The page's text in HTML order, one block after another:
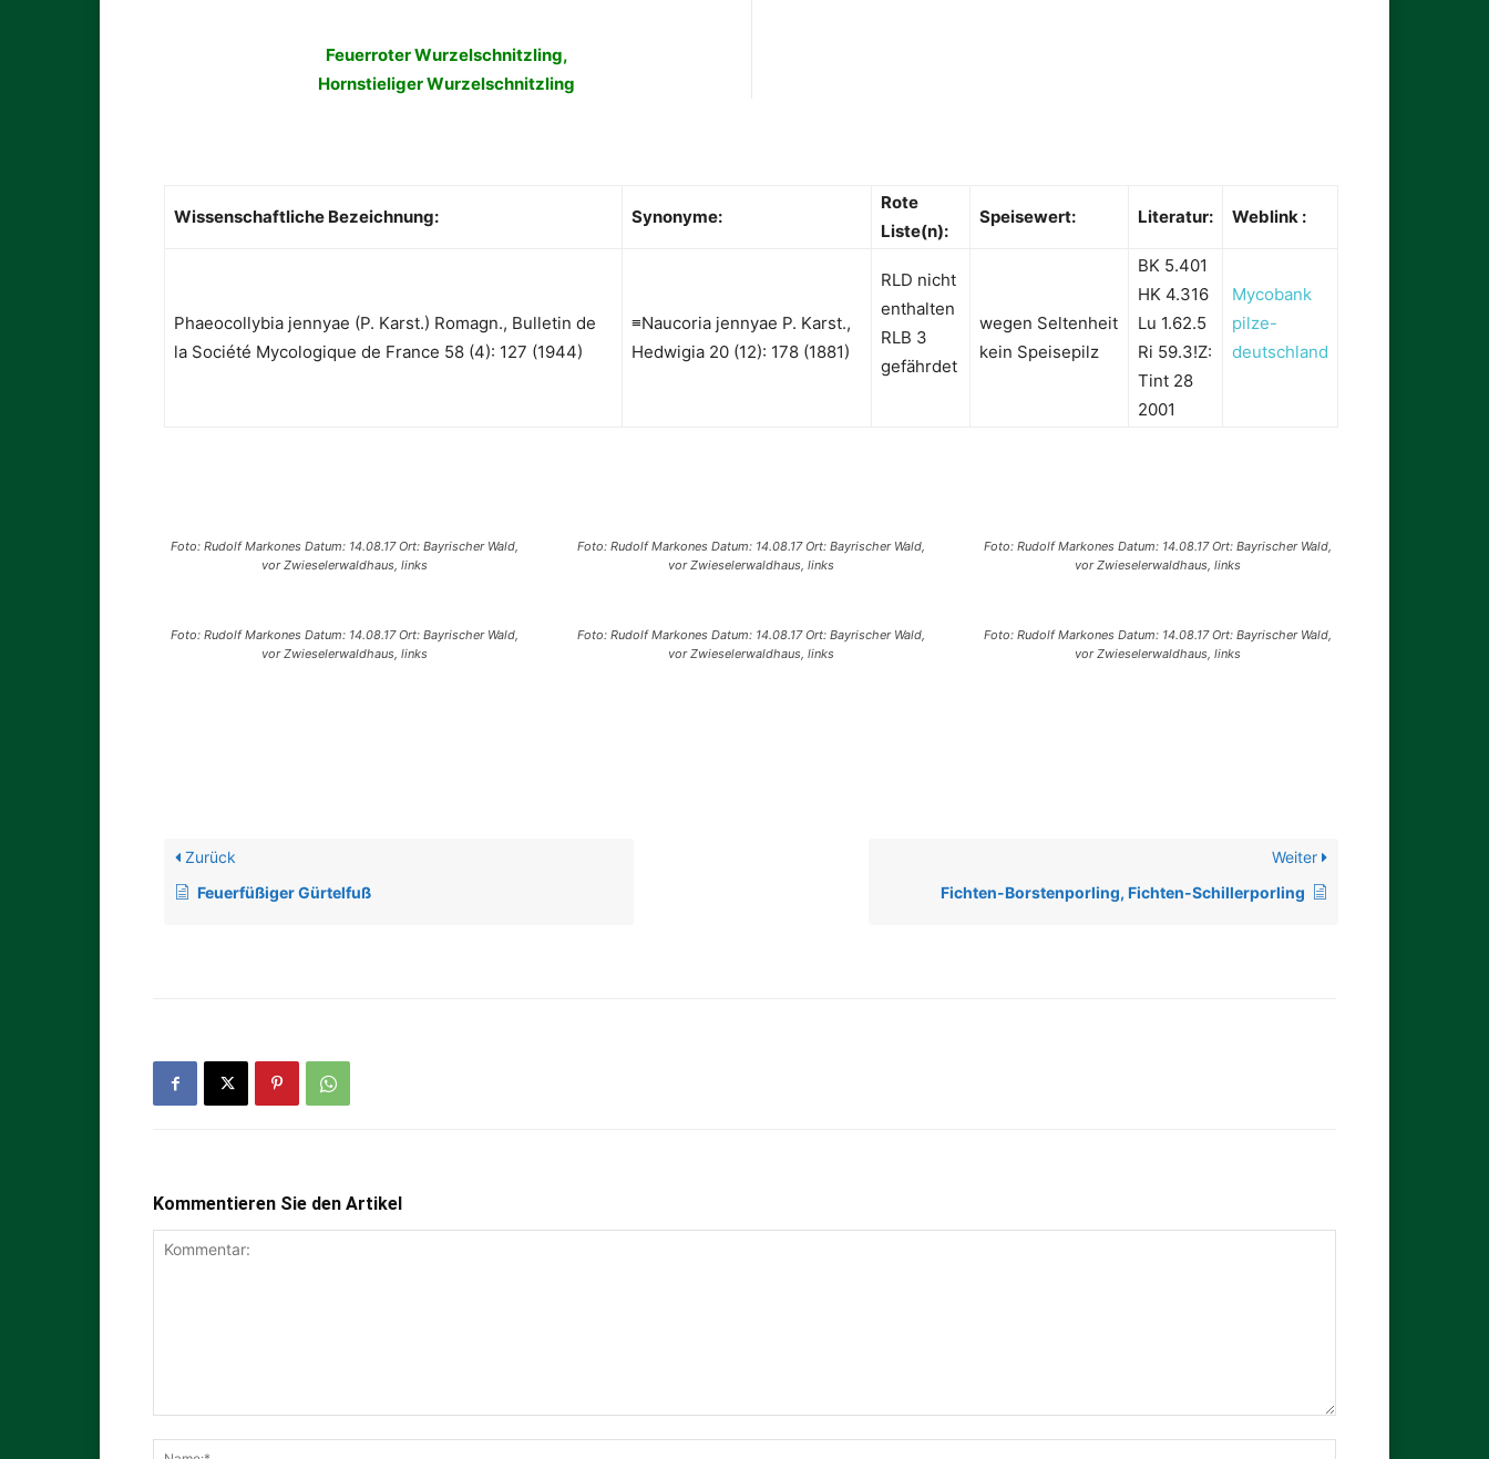
Feuerroter Wurzelschnitzling,
Hornstieliger Wurzelschnitzling
Wissenschaftliche Bezeichnung: Synonyme:
Rote
Liste(n):
Speisewert: Literatur: Weblink :
Phaeocollybia jennyae (P. Karst.) Romagn., Bulletin de
la Société Mycologique de France 58 (4): 127 (1944)
≡Naucoria jennyae P. Karst.,
Hedwigia 20 (12): 178 (1881)
RLD nicht
enthalten
RLB 3
gefährdet
wegen Seltenheit
kein Speisepilz
BK 5.401
HK 4.316
Lu 1.62.5
Ri 59.3!Z:
Tint 28
2001
Mycobank
pilze-
deutschland
Foto: Rudolf Markones Datum: 14.08.17 Ort: Bayrischer Wald,
vor Zwieselerwaldhaus, links
Foto: Rudolf Markones Datum: 14.08.17 Ort: Bayrischer Wald,
vor Zwieselerwaldhaus, links
Foto: Rudolf Markones Datum: 14.08.17 Ort: Bayrischer Wald,
vor Zwieselerwaldhaus, links
Foto: Rudolf Markones Datum: 14.08.17 Ort: Bayrischer Wald,
vor Zwieselerwaldhaus, links
Foto: Rudolf Markones Datum: 14.08.17 Ort: Bayrischer Wald,
vor Zwieselerwaldhaus, links
Foto: Rudolf Markones Datum: 14.08.17 Ort: Bayrischer Wald,
vor Zwieselerwaldhaus, links
Zurück
Feuerfüßiger Gürtelfuß
Weiter
Fichten-Borstenporling, Fichten-Schillerporling
Kommentieren Sie den Artikel